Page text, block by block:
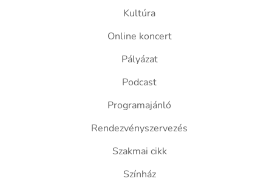
Kultúra
Online koncert
Pályázat
Podcast
Programajánló
Rendezvényszervezés
Szakmai cikk
Színház